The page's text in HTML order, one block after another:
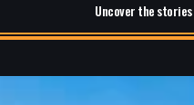
Uncover the